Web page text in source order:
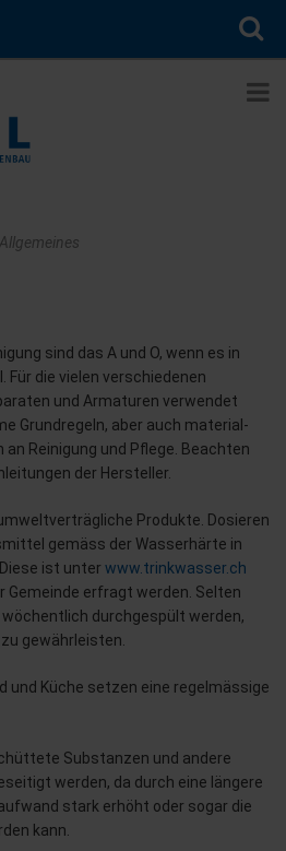
Allgemeines
sind das A und O, wenn es in
Für die vielen verschiedenen
und Armaturen verwendet
Grundregeln, aber auch material-
Reinigung und Pflege. Beachten
der Hersteller.
Produkte. Dosieren
gemäss der Wasserhärte in
ist unter www.trinkwasser.ch
Gemeinde erfragt werden. Selten
durchgespült werden,
gewährleisten.
und Küche setzen eine regelmässige
Substanzen und andere
werden, da durch eine längere
stark erhöht oder sogar die
kann.